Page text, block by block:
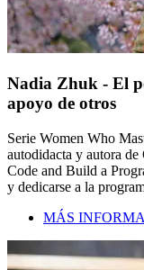
Nadia Zhuk - El
apoyo de otros
Serie Women Who
autodidacta y autora
Code and Build a
y dedicarse a la
MÁS